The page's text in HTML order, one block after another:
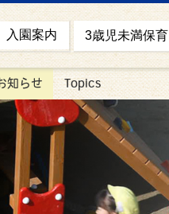
入園案内 3歳児未満保育
知らせ Topics